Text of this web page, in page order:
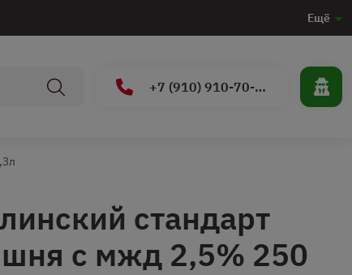
Ещё
+7 (910) 910-70-15
стандарт
с мжд 2,5% 250